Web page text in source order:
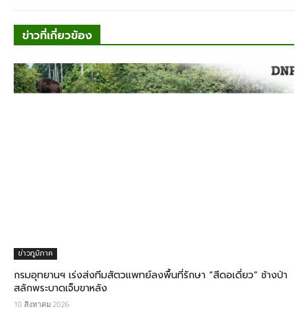
ข่าวที่เกี่ยวข้อง
ข่าวภูมิภาค
กรมอุทยานฯ เร่งส่งทีมสัตวแพทย์ลงพื้นที่รักษา “สีดอเดี่ยว” ช้างป่า
สลักพระบาดเจ็บขาหลัง
10 สิงหาคม 2026